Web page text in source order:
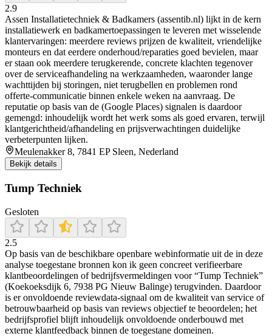
2.9
Assen Installatietechniek & Badkamers (assentib.nl) lijkt in de kern
installatiewerk en badkamertoepassingen te leveren met wisselende
klantervaringen: meerdere reviews prijzen de kwaliteit, vriendelijke
monteurs en dat eerdere onderhoud/reparaties goed bevielen, maar
er staan ook meerdere terugkerende, concrete klachten tegenover
over de serviceafhandeling na werkzaamheden, waaronder lange
wachttijden bij storingen, niet terugbellen en problemen rond
offerte-communicatie binnen enkele weken na aanvraag. De
reputatie op basis van de (Google Places) signalen is daardoor
gemengd: inhoudelijk wordt het werk soms als goed ervaren, terwijl
klantgerichtheid/afhandeling en prijsverwachtingen duidelijke
verbeterpunten lijken.
Meulenakker 8, 7841 EP Sleen, Nederland
Bekijk details
Tump Techniek
Gesloten
2.5
Op basis van de beschikbare openbare webinformatie uit de in deze
analyse toegestane bronnen kon ik geen concreet verifieerbare
klantbeoordelingen of bedrijfsvermeldingen voor “Tump Techniek”
(Koekoeksdijk 6, 7938 PG Nieuw Balinge) terugvinden. Daardoor
is er onvoldoende reviewdata-signaal om de kwaliteit van service of
betrouwbaarheid op basis van reviews objectief te beoordelen; het
bedrijfsprofiel blijft inhoudelijk onvoldoende onderbouwd met
externe klantfeedback binnen de toegestane domeinen.